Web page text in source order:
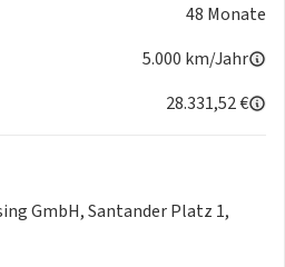
48 Monate
5.000 km/Jahr
28.331,52 €
GmbH, Santander Platz 1,